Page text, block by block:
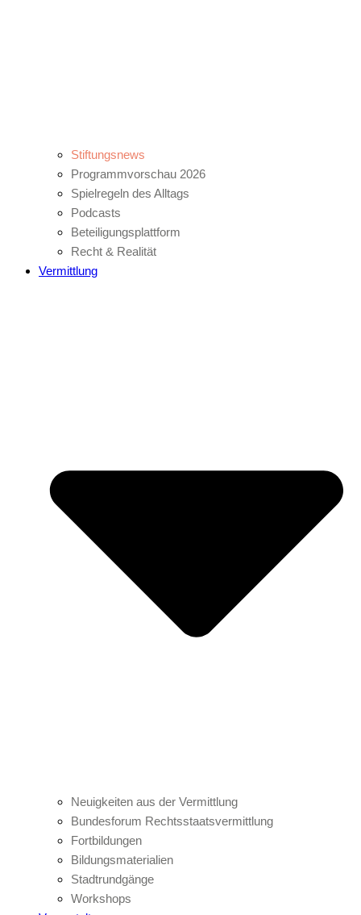
Stiftungsnews
Programmvorschau 2026
Spielregeln des Alltags
Podcasts
Beteiligungsplattform
Recht & Realität
Vermittlung
Neuigkeiten aus der Vermittlung
Bundesforum Rechtsstaatsvermittlung
Fortbildungen
Bildungsmaterialien
Stadtrundgänge
Workshops